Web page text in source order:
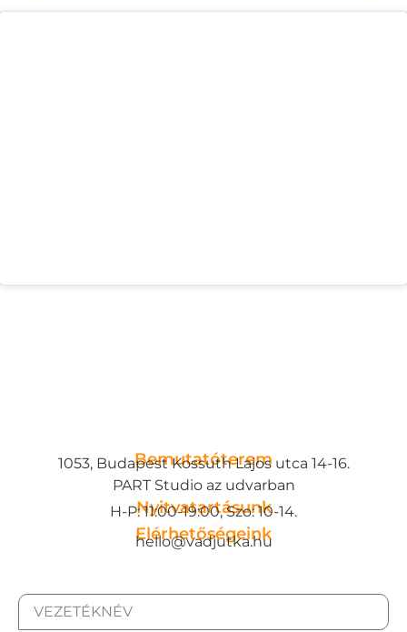
Bemutatóterem
1053, Budapest Kossuth Lajos utca 14-16.
PART Studio az udvarban
Nyitvatartásunk
H-P: 11:00-19:00, Szo: 10-14.
Elérhetőségeink
hello@vadjutka.hu